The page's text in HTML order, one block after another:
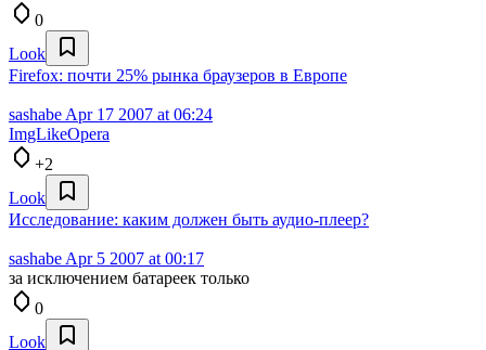
0
Look
Firefox: почти 25% рынка браузеров в Европе
sashabe Apr 17 2007 at 06:24
ImgLikeOpera
+2
Look
Исследование: каким должен быть аудио-плеер?
sashabe Apr 5 2007 at 00:17
за исключением батареек только
0
Look